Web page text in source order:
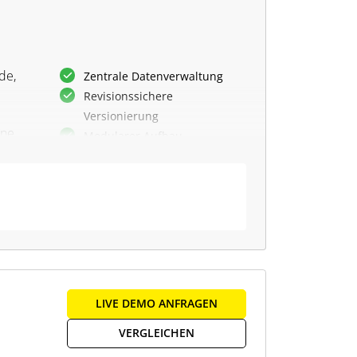
Zentrale Datenverwaltung
Revisionssichere
Versionierung
Cloud Speicherung
Mandantenfähigkeit
LIVE DEMO ANFRAGEN
VERGLEICHEN